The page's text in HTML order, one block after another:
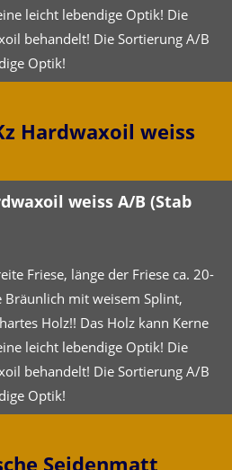
leicht lebendige Optik! Die
behandelt! Die Sortierung A/B
Optik!
Hardwaxoil weiss
weiss A/B (Stab
Friese, länge der Friese ca. 20-
Bräunlich mit weisem Splint,
Holz!! Das Holz kann Kerne
leicht lebendige Optik! Die
behandelt! Die Sortierung A/B
Optik!
Seidenmatt